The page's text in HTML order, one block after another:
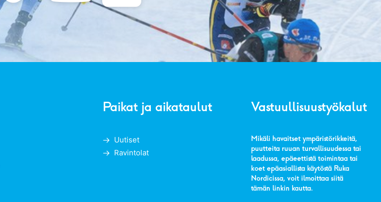
Paikat ja aikataulut
Uutiset
Ravintolat
Vastuullisuustyökalut
Mikäli havaitset ympäristörikkeitä,
puutteita ruuan turvallisuudessa tai
laadussa, epäeettistä toimintaa tai
koet epäasiallista käytöstä Ruka
Nordicissa, voit ilmoittaa siitä
tämän linkin kautta.